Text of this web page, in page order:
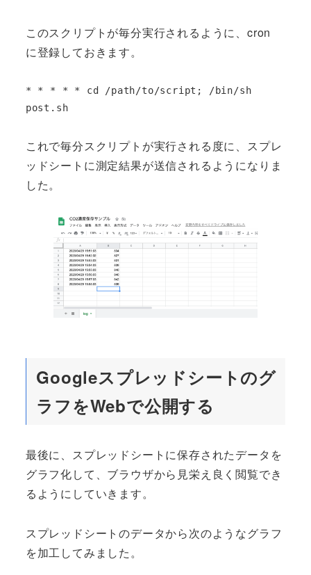
このスクリプトが毎分実行されるように、cron
に登録しておきます。
* * * * * cd /path/to/script; /bin/sh
post.sh
これで毎分スクリプトが実行される度に、スプレ
ッドシートに測定結果が送信されるようになりま
した。
Googleスプレッドシートのグ
ラフをWebで公開する
最後に、スプレッドシートに保存されたデータを
グラフ化して、ブラウザから見栄え良く閲覧でき
るようにしていきます。
スプレッドシートのデータから次のようなグラフ
を加工してみました。